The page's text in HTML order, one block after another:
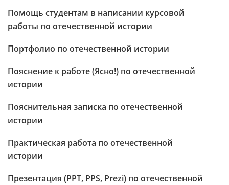
Помощь студентам в написании курсовой
работы по отечественной истории
Портфолио по отечественной истории
Пояснение к работе (Ясно!) по отечественной
истории
Пояснительная записка по отечественной
истории
Практическая работа по отечественной
истории
Презентация (PPT, PPS, Prezi) по отечественной